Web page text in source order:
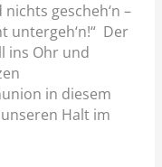
gescheh‘n –
untergeh‘n!“ Der
ins Ohr und
in diesem
unseren Halt im